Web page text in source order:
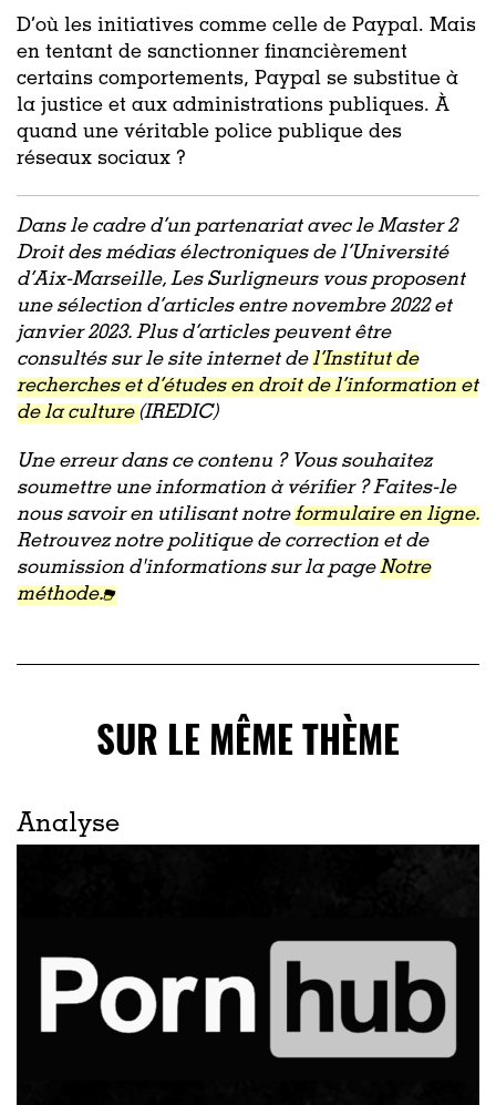
D’où les initiatives comme celle de Paypal. Mais
en tentant de sanctionner financièrement
certains comportements, Paypal se substitue à
la justice et aux administrations publiques. À
quand une véritable police publique des
réseaux sociaux ?
Dans le cadre d’un partenariat avec leMaster 2
Droit des médias électroniques de l’Université
d’Aix-Marseille, Les Surligneurs vous proposent
une sélection d’articles entre novembre 2022 et
janvier 2023. Plus d’articles peuvent être
consultés sur le site internet de l’Institut de
recherches et d’études en droit de l’information et
de la culture (IREDIC)
Une erreur dans ce contenu ? Vous souhaitez
soumettre une information à vérifier ? Faites-le
nous savoir en utilisant notreformulaire en ligne.
Retrouvez notre politique de correction et de
soumission d'informations sur la pageNotre
méthode.
SUR LE MÊME THÈME
Analyse